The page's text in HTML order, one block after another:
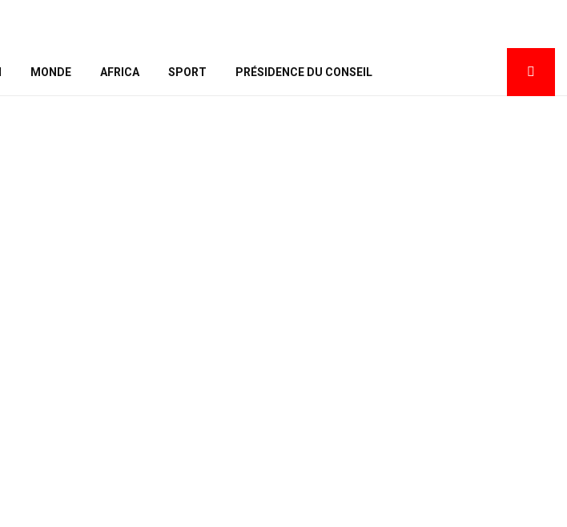
MONDE AFRICA SPORT PRÉSIDENCE DU CONSEIL